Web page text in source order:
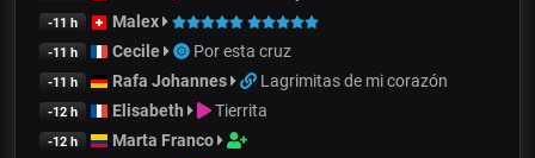
-11 h Malex
-11 h Cecile Por esta cruz
-11 h Rafa Johannes Lagrimitas de mi corazón
-12 h Elisabeth Tierrita
-12 h Marta Franco